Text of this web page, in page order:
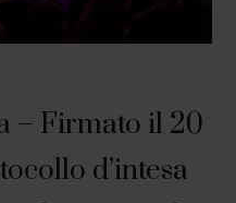
– Firmato il 20
d’intesa